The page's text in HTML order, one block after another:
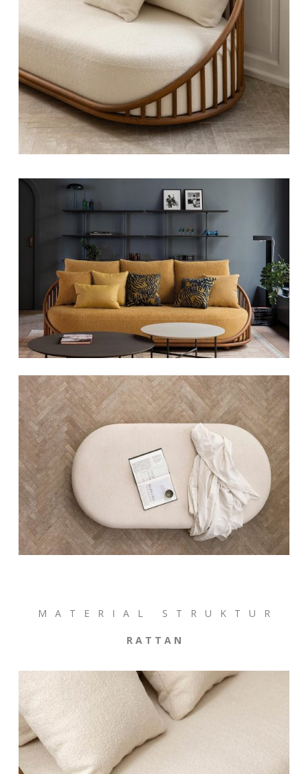
M A T E R I A L S T R U K T U R
R A T T A N